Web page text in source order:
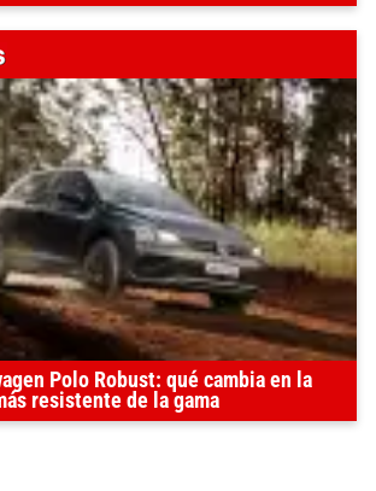
Polo Robust: qué cambia en la
resistente de la gama